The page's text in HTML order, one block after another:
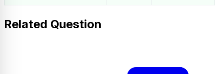
Related Question